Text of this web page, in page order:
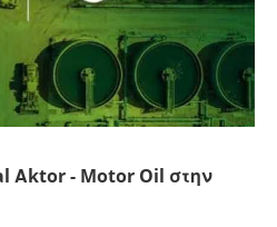
Αktor - Motor Oil στην